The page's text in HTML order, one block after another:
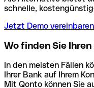
schnelle,
Jetzt Demo vereinbaren
Wo finden Sie Ihren
In den meisten Fällen
Ihrer Bank auf Ihrem
Mit Qonto können Sie